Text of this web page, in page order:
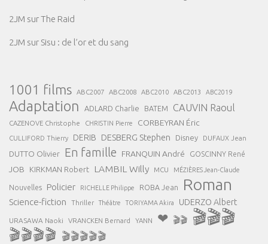
2JM surThe Raid
2JM sur Sisu : de l’or et du sang
1001 films ABC2007 ABC2008 ABC2010 ABC2013 ABC2019
Adaptation ADLARD Charlie BATEM CAUVIN Raoul
CAZENOVE Christophe CHRISTIN Pierre CORBEYRAN Éric
CULLIFORD Thierry DERIB DESBERG Stephen Disney DUFAUX Jean
DUTTO Olivier En famille FRANQUIN André GOSCINNY René
JOB KIRKMAN Robert LAMBIL Willy MCU MÉZIÈRES Jean-Claude
Nouvelles Policier RICHELLE Philippe ROBA Jean Roman
Science-fiction Thriller Théâtre TORIYAMA Akira UDERZO Albert
URASAWA Naoki VRANCKEN Bernard YANN ❤ 🎬🎬 🎬🎬🎬
🎬🎬🎬🎬 🎬🎬🎬🎬🎬